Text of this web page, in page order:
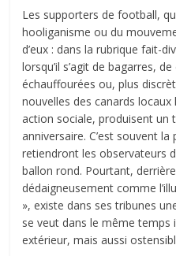
Les supporters de football,
hooliganisme ou du
d’eux : dans la rubrique fait-
lorsqu’il s’agit de bagarres,
échauffourées ou, plus
nouvelles des canards locaux
action sociale, produisent un
anniversaire. C’est souvent
retiendront les observateurs
ballon rond. Pourtant,
dédaigneusement comme
», existe dans ses tribunes
se veut dans le même temps
extérieur, mais aussi